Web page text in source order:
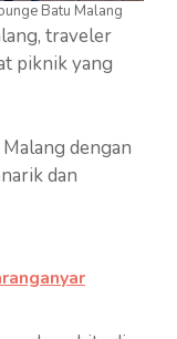
Batu Malang
traveler
piknik yang
dengan
dan